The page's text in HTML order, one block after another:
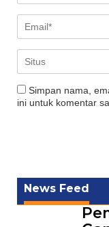
Simpan nama,
ini untuk komentar
News Feed